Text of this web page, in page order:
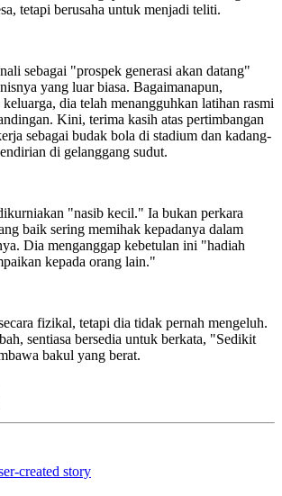
tetapi berusaha untuk menjadi teliti.
sebagai "prospek generasi akan datang"
yang luar biasa. Bagaimanapun,
keluarga, dia telah menangguhkan latihan rasmi
Kini, terima kasih atas pertimbangan
sebagai budak bola di stadium dan kadang-
di gelanggang sudut.
"nasib kecil." Ia bukan perkara
baik sering memihak kepadanya dalam
Dia menganggap kebetulan ini "hadiah
kepada orang lain."
fizikal, tetapi dia tidak pernah mengeluh.
sentiasa bersedia untuk berkata, "Sedikit
bakul yang berat.